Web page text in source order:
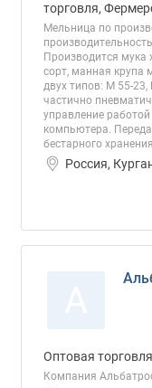
торговля,
Мельница по
Производится мука
сорт, манная крупа
двух типов: М 55-
частично
управление
компьютера.
бестарного
Россия,
Оптовая торговля
Компания